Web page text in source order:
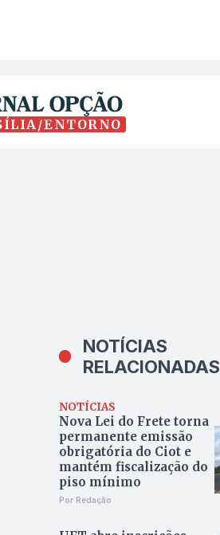
ENTORNO
NOTÍCIAS
RELACIONADAS
NOTÍCIAS
Nova Lei do Frete torna
permanente emissão
obrigatória do Ciot e
mantém fiscalização do
piso mínimo
Por Redação